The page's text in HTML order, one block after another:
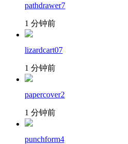
pathdrawer7
1 分钟前
lizardcart07
1 分钟前
papercover2
1 分钟前
punchform4